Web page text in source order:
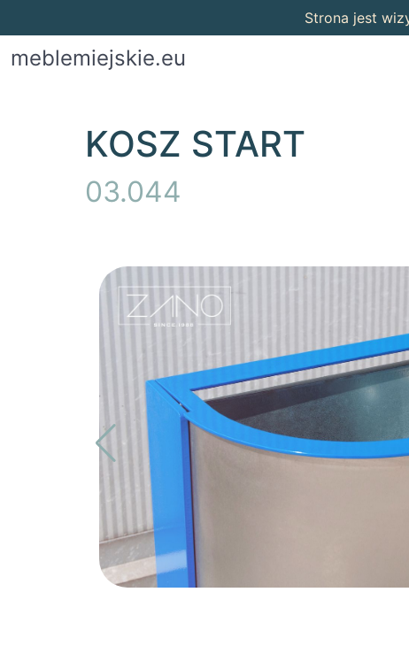
Strona jest
meblemiejskie.eu
KOSZ START
03.044